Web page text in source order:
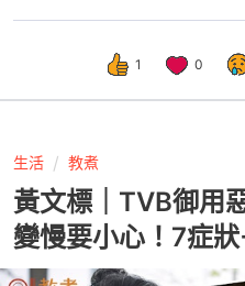
1 0
生活 教煮
黃文標｜TVB御用
變慢要小心！7症